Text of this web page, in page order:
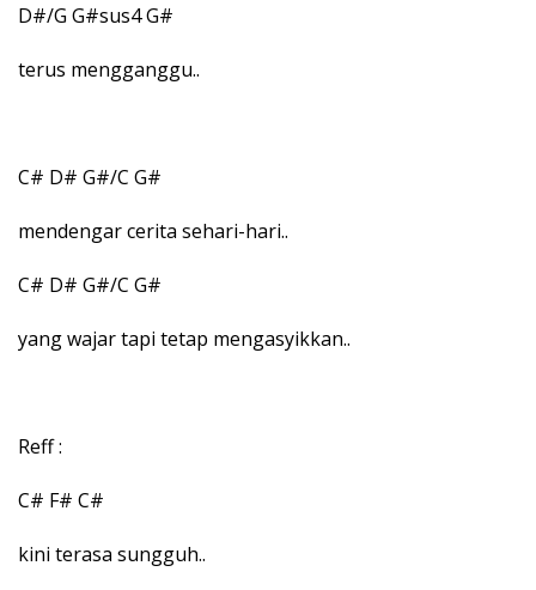
D#/G G#sus4 G#
terus mengganggu..
C# D# G#/C G#
mendengar cerita sehari-hari..
C# D# G#/C G#
yang wajar tapi tetap mengasyikkan..
Reff :
C# F# C#
kini terasa sungguh..